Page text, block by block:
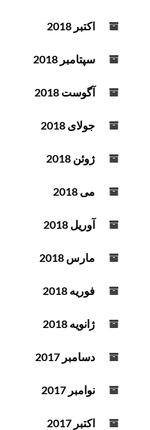
اکتبر 2018
سپتامبر 2018
آگوست 2018
جولای 2018
ژوئن 2018
می 2018
آوریل 2018
مارس 2018
فوریه 2018
ژانویه 2018
دسامبر 2017
نوامبر 2017
اکتبر 2017